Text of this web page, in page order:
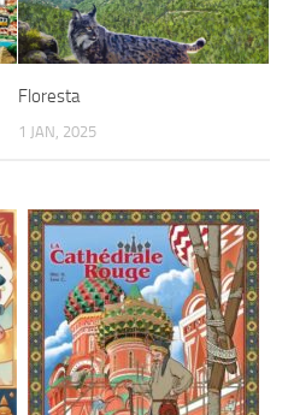
Floresta
1 JAN, 2025